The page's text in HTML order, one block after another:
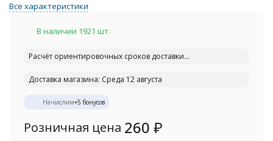
Все характеристики
В наличии 1921 шт.
Расчёт ориентировочных сроков доставки...
Доставка магазина: Среда 12 августа
Начислим+5 бонусов
Розничная цена 260 ₽